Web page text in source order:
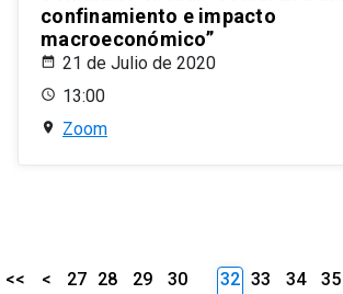
confinamiento e impacto
macroeconómico”
21 de Julio de 2020
13:00
Zoom
<< < 27 28 29
30
32 33 34
35